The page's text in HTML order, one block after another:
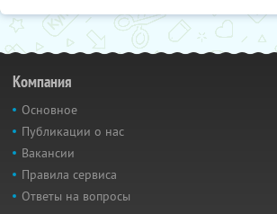
Компания
Основное
Публикации о нас
Вакансии
Правила сервиса
Ответы на вопросы